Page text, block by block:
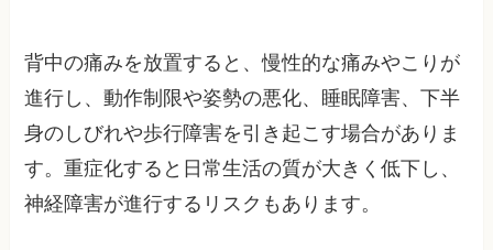
背中の痛みを放置すると、慢性的な痛みやこりが
進行し、動作制限や姿勢の悪化、睡眠障害、下半
身のしびれや歩行障害を引き起こす場合がありま
す。重症化すると日常生活の質が大きく低下し、
神経障害が進行するリスクもあります。